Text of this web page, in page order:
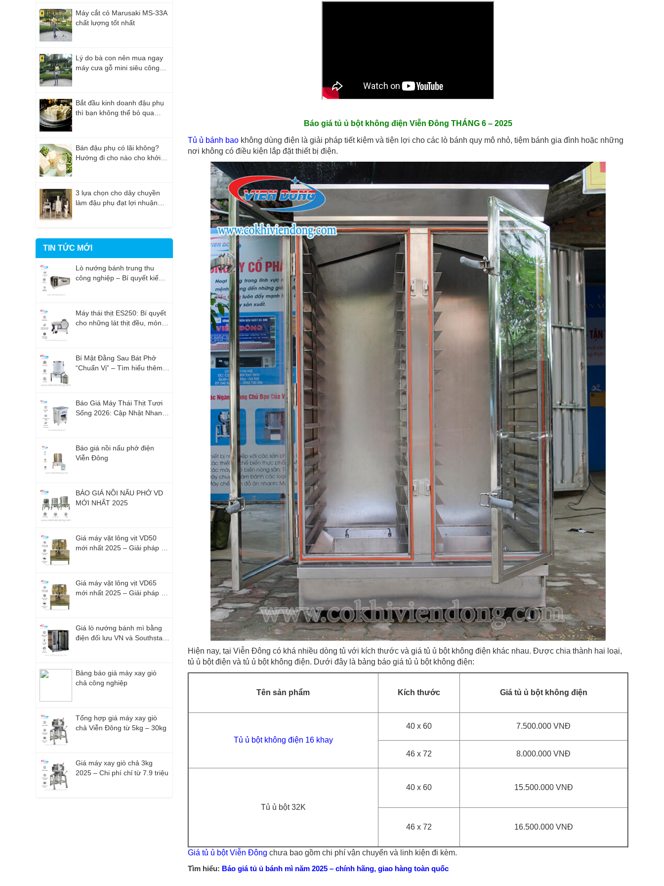
Báo giá tủ ủ bột không điện Viễn Đông THÁNG 6 – 2025
Tủ ủ bánh baokhông dùng điện là giải pháp tiết kiệm và tiện lợi cho các lò bánh quy mô nhỏ, tiệm bánh gia đình hoặc những
nơi không có điều kiện lắp đặt thiết bị điện.
Hiện nay, tại Viễn Đông có khá nhiều dòng tủ với kích thước và giá tủ ủ bột không điện khác nhau. Được chia thành hai loại,
tủ ủ bột điện và tủ ủ bột không điện. Dưới đây là bảng báo giá tủ ủ bột không điện:
Tên sản phẩm Kích thước Giá tủ ủ bột không điện
Tủ ủ bột không điện 16 khay
40 x 60 7.500.000 VNĐ
46 x 72 8.000.000 VNĐ
Tủ ủ bột 32K
40 x 60 15.500.000 VNĐ
46 x 72 16.500.000 VNĐ
Giá tủ ủ bột Viễn Đông chưa bao gồm chi phí vận chuyển và linh kiện đi kèm.
Tìm hiểu: Báo giá tủ ủ bánh mì năm 2025 – chính hãng, giao hàng toàn quốc
Máy cắt cỏ Marusaki MS-33A
chất lượng tốt nhất
Lý do bà con nên mua ngay
máy cưa gỗ mini siêu công
Bắt đầu kinh doanh đậu phụ
thì bạn không thể bỏ qua
Bán đậu phụ có lãi không?
Hướng đi cho nào cho khởi
3 lựa chọn cho dây chuyền
làm đậu phụ đạt lợi nhuận
TIN TỨC MỚI
Lò nướng bánh trung thu
công nghiệp – Bí quyết kiểm
Máy thái thịt ES250: Bí quyết
cho những lát thịt đều, mỏng
Bí Mật Đằng Sau Bát Phở
“Chuẩn Vị” – Tìm hiểu thêm
Báo Giá Máy Thái Thịt Tươi
Sống 2026: Cập Nhật Nhanh
Báo giá nồi nấu phở điện
Viễn Đông
BÁO GIÁ NỒI NẤU PHỞ VD
MỚI NHẤT 2025
Giá máy vặt lông vịt VD50
mới nhất 2025 – Giải pháp tối
Giá máy vặt lông vịt VD65
mới nhất 2025 – Giải pháp tối
Giá lò nướng bánh mì bằng
điện đối lưu VN và Southstar
Bảng báo giá máy xay giò
chả công nghiệp
Tổng hợp giá máy xay giò
chả Viễn Đông từ 5kg – 30kg
Giá máy xay giò chả 3kg
2025 – Chi phí chỉ từ 7.9 triệu